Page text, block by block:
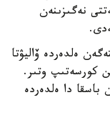
نەگىزىنەن
ەلدەردە ۆاليۋتا
كورسەتىپ وتىر.
باسقا دا ەلدەردە